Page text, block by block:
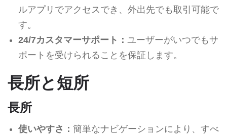
ルアプリでアクセスでき、外出先でも取引可能で
す。
24/7カスタマーサポート： ユーザーがいつでもサ
ポートを受けられることを保証します。
長所と短所
長所
使いやすさ： 簡単なナビゲーションにより、すべ